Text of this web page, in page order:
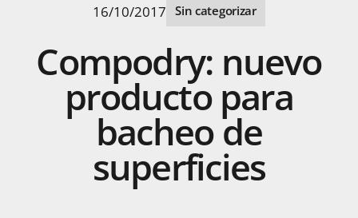
16/10/2017 Sin categorizar
Compodry: nuevo
producto para
bacheode
superficies